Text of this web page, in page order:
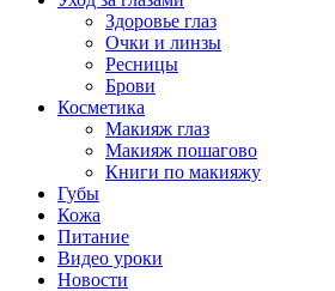
Здоровье глаз
Очки и линзы
Ресницы
Брови
Косметика
Макияж глаз
Макияж пошагово
Книги по макияжу
Губы
Кожа
Питание
Видео уроки
Новости